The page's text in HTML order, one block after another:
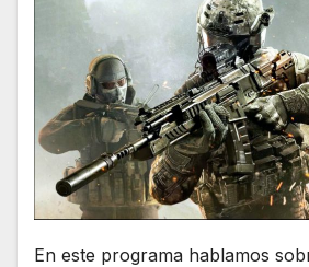
En este programa hablamos